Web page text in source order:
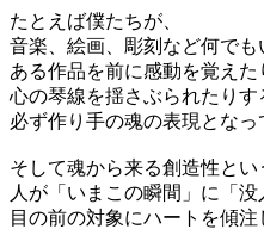
たとえば僕たちが、
音楽、絵画、彫刻など何でも
ある作品を前に感動を覚えた
心の琴線を揺さぶられたりす
必ず作り手の魂の表現となっ
そして魂から来る創造性とい
人が「いまこの瞬間」に「没
目の前の対象にハートを傾